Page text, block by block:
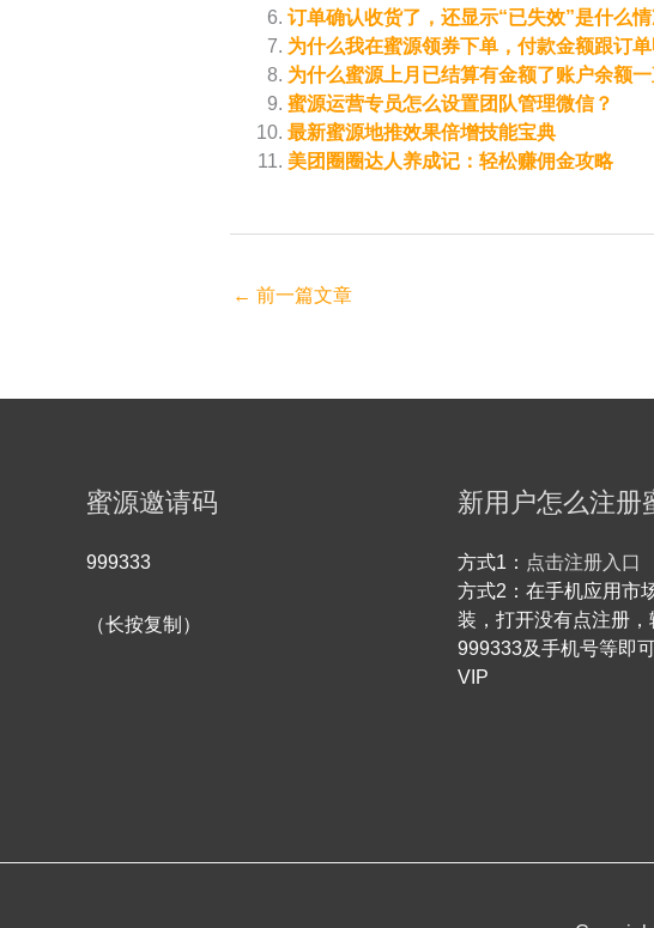
订单确认收货了，还显示“已失效”是什么情
为什么我在蜜源领券下单，付款金额跟订
为什么蜜源上月已结算有金额了账户余额
蜜源运营专员怎么设置团队管理微信？
最新蜜源地推效果倍增技能宝典
美团圈圈达人养成记：轻松赚佣金攻略
← 前一篇文章
蜜源邀请码
999333
（长按复制）
新用户怎么注册
方式1： 点击注册入口
方式2：在手机应用市
装，打开没有点注册
999333及手机号等即
VIP